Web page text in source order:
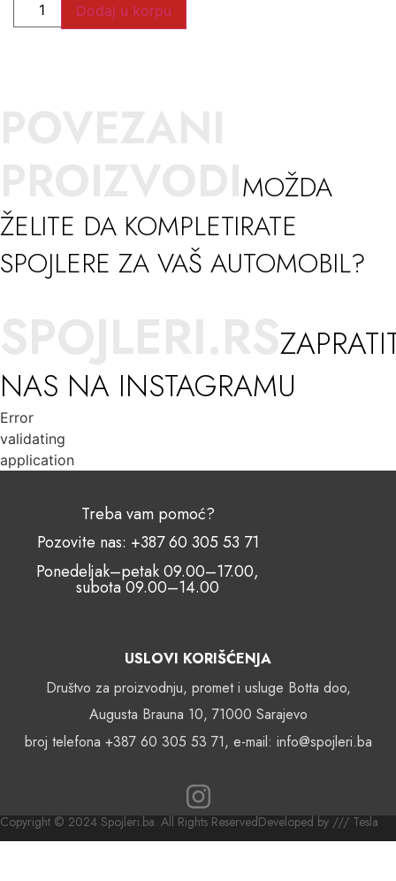
Dodaj u korpu
MOŽDA
ŽELITE DA KOMPLETIRATE
SPOJLERE ZA VAŠ AUTOMOBIL?
NAS NA INSTAGRAMU
Error
validating
application
USLOVI KORIŠĆENJA
Društvo za proizvodnju, promet i usluge Botta doo,
Augusta Brauna 10, 71000 Sarajevo
broj telefona +387 60 305 53 71, e-mail: info@spojleri.ba
Treba vam pomoć?
Pozovite nas: +387 60 305 53 71
Ponedeljak–petak 09.00–17.00,
subota 09.00–14.00
Copyright © 2024 Spojleri.ba. All Rights ReservedDeveloped by /// Tesla